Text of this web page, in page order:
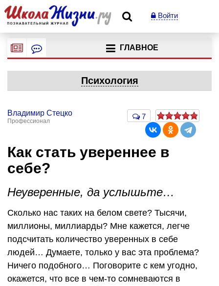
Войти
ГЛАВНОЕ
Психология
Владимир Стецко
Профессионал
7
Как стать увереннее в
себе?
Неуверенные, да услышьте…
Сколько нас таких на белом свете? Тысячи,
миллионы, миллиарды? Мне кажется, легче
подсчитать количество уверенных в себе
людей… Думаете, только у вас эта проблема?
Ничего подобного… Поговорите с кем угодно,
окажется, что все в чем-то сомневаются в